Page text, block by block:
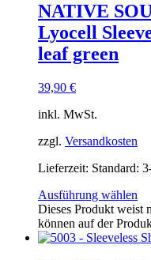
NATIVE
Lyocell
leaf green
39,90 €
inkl. MwSt.
zzgl. Versandkosten
Lieferzeit: Standard:
Ausführung wählen
Dieses Produkt weist
können auf der